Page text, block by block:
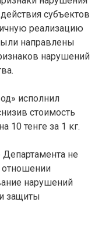
субъектов
реализацию
направлены
нарушений
исполнил
стоимость
10 тенге за 1 кг.
не
отношении
нарушений
защиты